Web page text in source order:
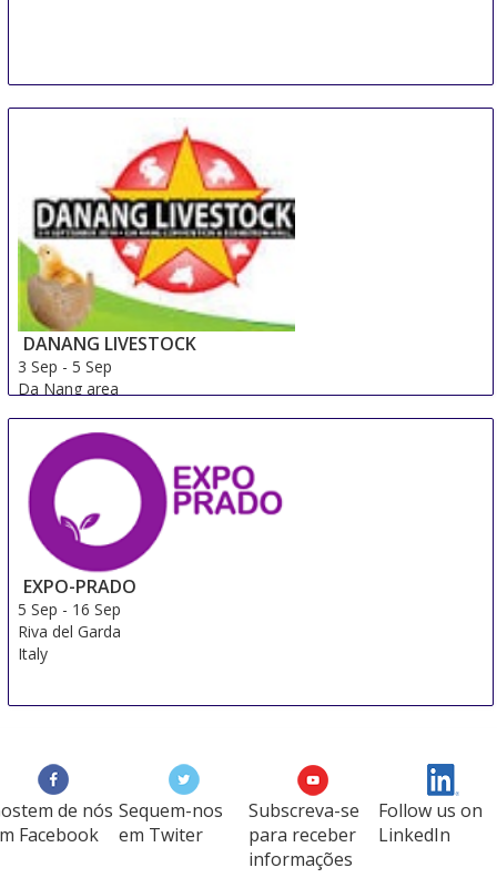
DANANG LIVESTOCK
3 Sep -5 Sep
Da Nang area
EXPO-PRADO
5 Sep - 16 Sep
Riva del Garda
Italy
de nós
Facebook
Sequem-nos
em Twiter
Subscreva-se
para receber
informações
Follow us on
LinkedIn